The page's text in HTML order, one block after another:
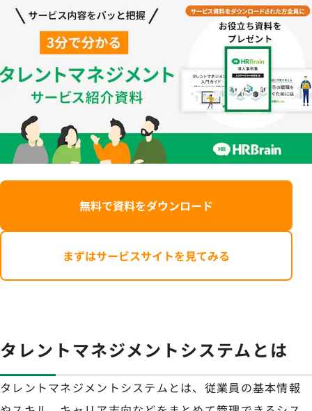
無料で資料をダウンロード
まずはサービスサイトを見てみる
タレントマネジメントシステムとは
タレントマネジメントシステムとは、従業員の基本情報